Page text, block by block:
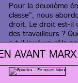
Pour la deuxième
classe", nous
droit. Le droit est-il
des travailleurs ?
a-t-il joué un rôle
AVANT MARX